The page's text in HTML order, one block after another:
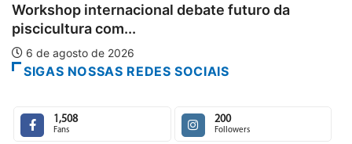
debate futuro da
com...
2026
SIGAS NOSSAS REDES SOCIAIS
1,508
Fans
200
Followers